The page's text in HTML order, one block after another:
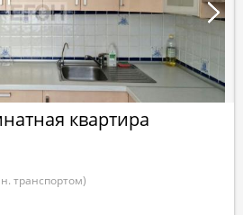
квартира
транспортом)